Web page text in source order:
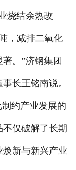
烧结余热改
，减排二氧化
。”济钢集团
长王铭南说。
约产业发展的
仅破解了长期
新与新兴产业